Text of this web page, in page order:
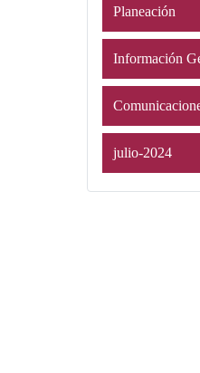
Planeación
Información
julio-2024